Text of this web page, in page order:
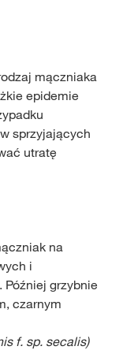
mączniaka
epidemie
sprzyjających
utratę
na
i
Później grzybnie
czarnym
f. sp. secalis)